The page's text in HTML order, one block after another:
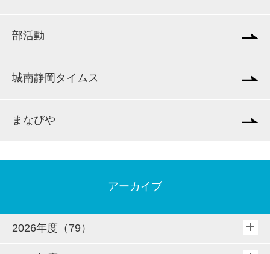
部活動
城南静岡タイムス
まなびや
アーカイブ
2026年度（79）